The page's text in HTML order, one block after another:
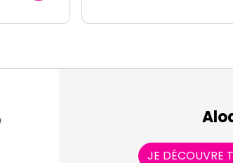
JE DÉCOUVRE